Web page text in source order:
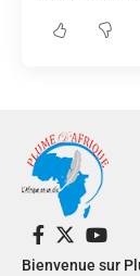
Bienvenue sur